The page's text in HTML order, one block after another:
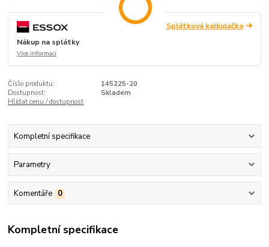
Splátková kalkulačka
Nákup na splátky
Více informací
Číslo produktu:
145225-20
Dostupnost:
Skladem
Hlídat cenu / dostupnost
Kompletní specifikace
Parametry
Komentáře 0
Kompletní specifikace